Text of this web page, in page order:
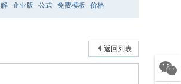
企业版 公式 免费模板 价格
返回列表
售前